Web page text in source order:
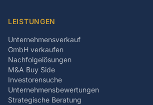
LEISTUNGEN
Unternehmensverkauf
GmbH verkaufen
Nachfolgelösungen
M&A Buy Side
Investorensuche
Unternehmensbewertungen
Strategische Beratung